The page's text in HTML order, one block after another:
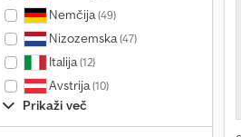
Nemčija(49)
Nizozemska(47)
Italija(12)
Avstrija(10)
Prikaži več